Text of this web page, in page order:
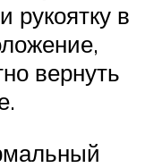
рукоятку в
вернуть